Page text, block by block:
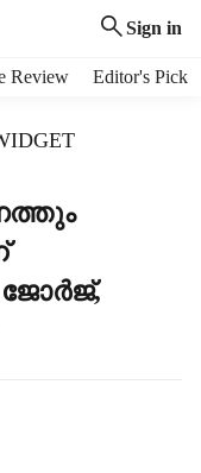
Sign in
Review Editor's Pick